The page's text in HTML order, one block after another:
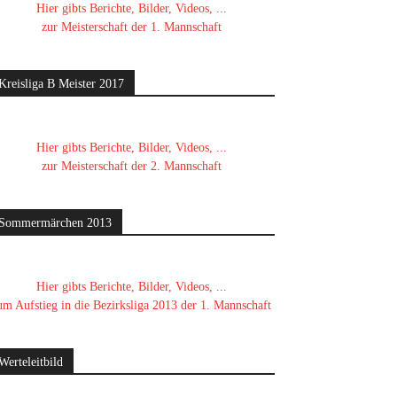
Hier gibts Berichte, Bilder, Videos, ...
zur Meisterschaft der 1. Mannschaft
B Meister 2017
Hier gibts Berichte, Bilder, Videos, ...
zur Meisterschaft der 2. Mannschaft
2013
Hier gibts Berichte, Bilder, Videos, ...
Aufstieg in die Bezirksliga 2013 der 1. Mannschaft